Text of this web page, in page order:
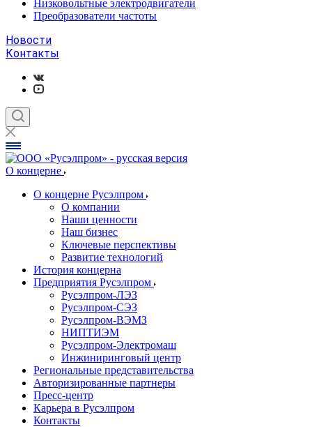
Низковольтные электродвигатели
Преобразователи частоты
Новости
Контакты
О концерне
О концерне Русэлпром
О компании
Наши ценности
Наш бизнес
Ключевые перспективы
Развитие технологий
История концерна
Предприятия Русэлпром
Русэлпром-ЛЭЗ
Русэлпром-СЭЗ
Русэлпром-ВЭМЗ
НИПТИЭМ
Русэлпром-Электромаш
Инжиниринговый центр
Региональные представительства
Авторизированные партнеры
Пресс-центр
Карьера в Русэлпром
Контакты